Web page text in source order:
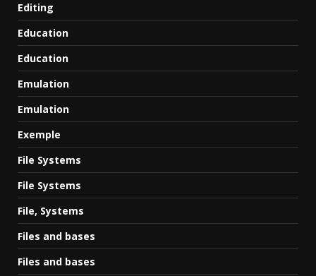
Editing
Education
Education
Emulation
Emulation
Exemple
File Systems
File Systems
File, Systems
Files and bases
Files and bases